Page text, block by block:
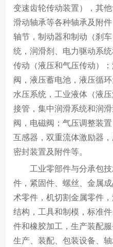
变速齿轮传动装置），其
滑动轴承等各种轴承及附
轴节，制动器和制动（刹
统，润滑剂、电力驱动系
传动（液压和气压传动）
阀，液压蓄电池，液压循
水压系统，工业液体（液
接管，集中润滑系统和润
阀，电磁阀；气压调整装
互感器，双重流体激励器
密封装置及附件等。
工业零部件与分承包
件，紧固件、螺丝、金属
术零件，机切割金属零件
结构，工具和制模，标准
件和橡胶加工，生产装配
生产、装配、包装设备、